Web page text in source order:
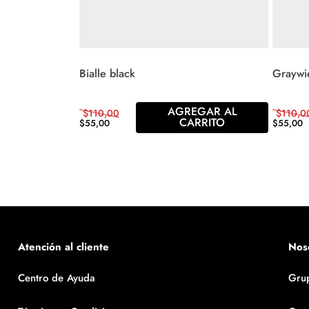
Bialle black
$110,00
$55,00
AGREGAR AL
CARRITO
$110,
$55,00
Atención al cliente
Centro de Ayuda